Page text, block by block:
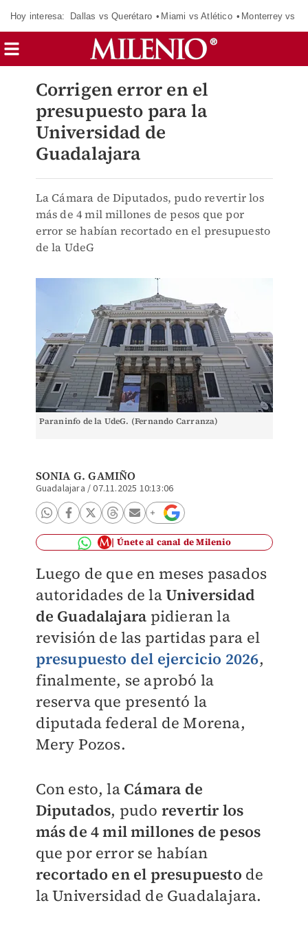
Hoy interesa: Dallas vs Querétaro Miami vs Atlético Monterrey vs
Corrigen error en el
presupuesto para la
Universidad de
Guadalajara
La Cámara de Diputados, pudo revertir los
más de 4 mil millones de pesos que por
error se habían recortado en el presupuesto
de la UdeG
Paraninfo de la UdeG. (Fernando Carranza)
SONIA G. GAMIÑO
Guadalajara /07.11.2025 10:13:06
Únete al canal de Milenio
Luego de que en meses pasados
autoridades de laUniversidad
de Guadalajara pidieran la
revisión de las partidas para el
presupuesto del ejercicio 2026,
finalmente, se aprobó la
reserva que presentó la
diputada federal de Morena,
Mery Pozos.
Con esto, laCámara de
Diputados, pudo revertir los
más de 4 mil millones de pesos
que por error se habían
recortado en el presupuesto de
la Universidad de Guadalajara.